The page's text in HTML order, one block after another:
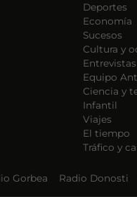
Deportes
Economía
Sucesos
Cultura y
Entrevistas
Equipo
Ciencia y
Infantil
Viajes
El tiempo
Tráfico y
Gorbea Radio Donosti